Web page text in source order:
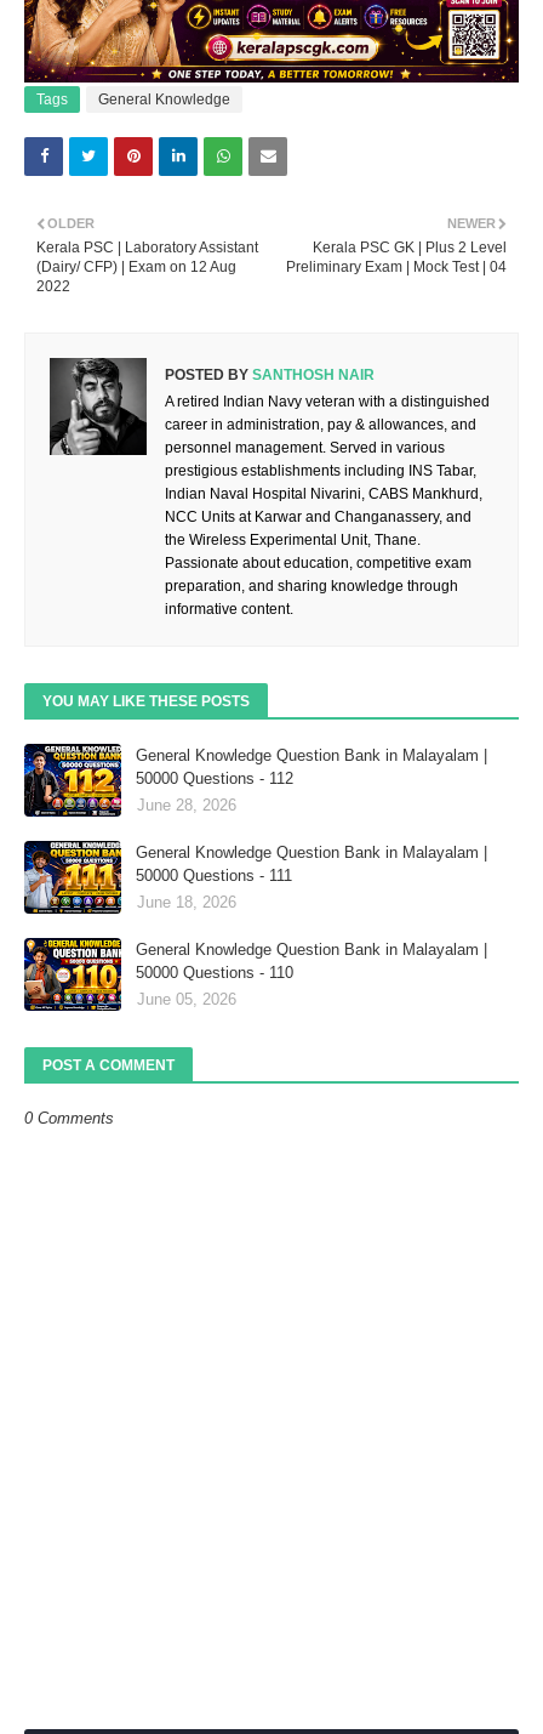
Tags General Knowledge
NEWER
Kerala PSC GK | Plus 2 Level
Preliminary Exam | Mock Test | 04
OLDER
Kerala PSC | Laboratory Assistant
(Dairy/ CFP) | Exam on 12 Aug
2022
POSTED BY SANTHOSH NAIR
A retired Indian Navy veteran with a distinguished
career in administration, pay & allowances, and
personnel management. Served in various
prestigious establishments including INS Tabar,
Indian Naval Hospital Nivarini, CABS Mankhurd,
NCC Units at Karwar and Changanassery, and
the Wireless Experimental Unit, Thane.
Passionate about education, competitive exam
preparation, and sharing knowledge through
informative content.
YOU MAY LIKE THESE POSTS
General Knowledge Question Bank in Malayalam |
50000 Questions - 112
June 28, 2026
General Knowledge Question Bank in Malayalam |
50000 Questions - 111
June 18, 2026
General Knowledge Question Bank in Malayalam |
50000 Questions - 110
June 05, 2026
POST A COMMENT
0 Comments